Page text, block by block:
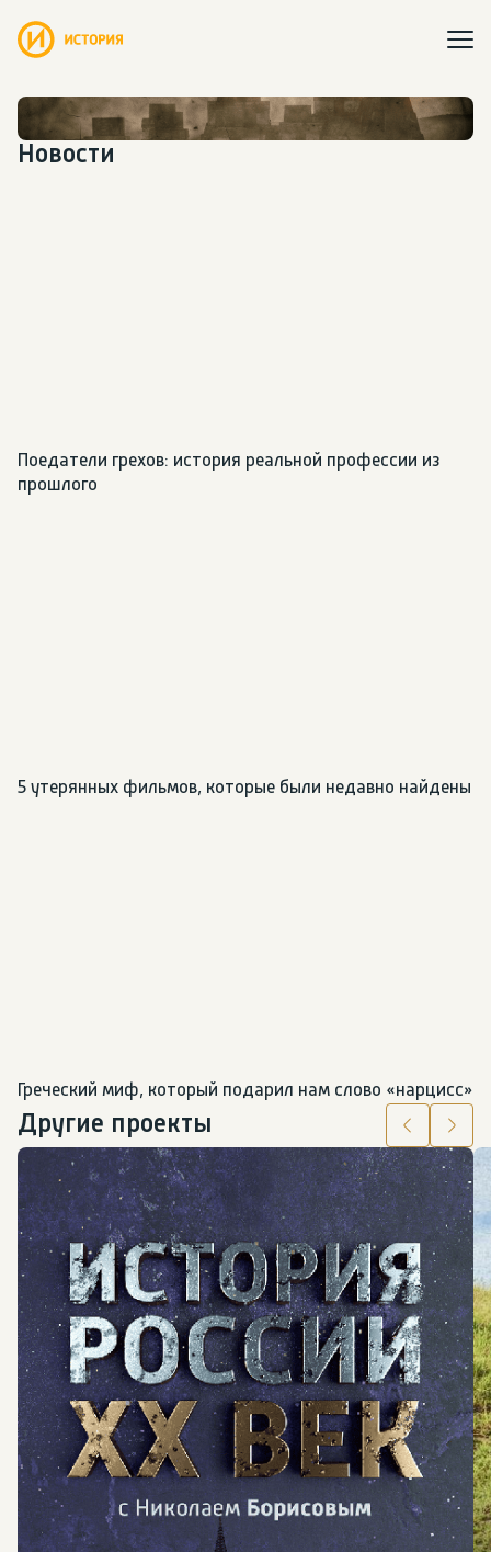
Новости
Поедатели грехов: история реальной профессии из
прошлого
5 утерянных фильмов, которые были недавно найдены
Греческий миф, который подарил нам слово «нарцисс»
Другие проекты